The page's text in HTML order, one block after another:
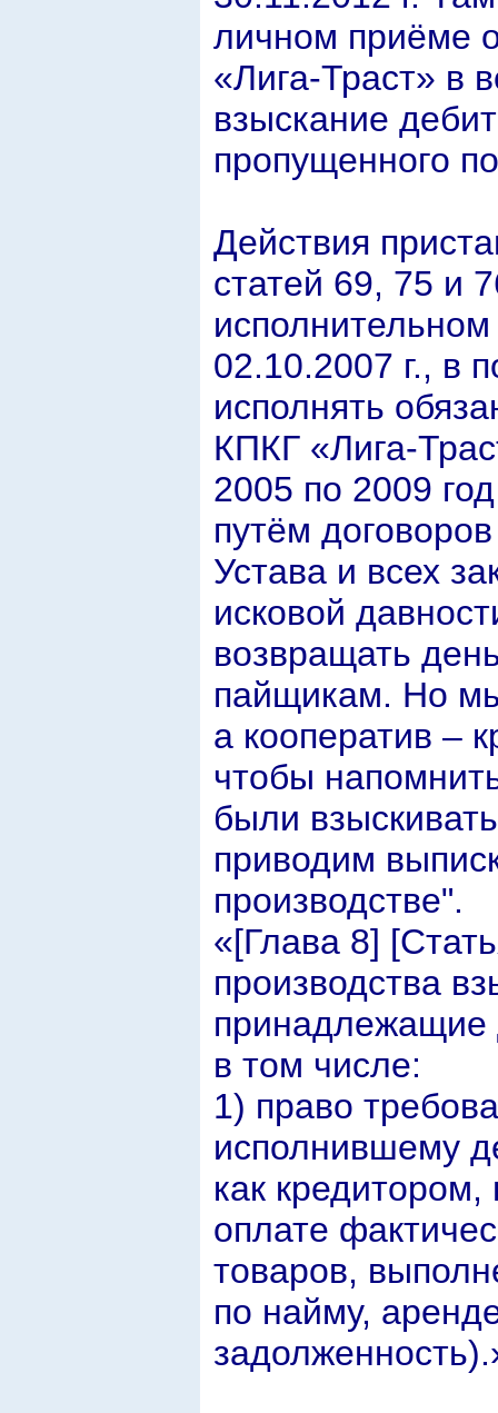
личном приёме
«Лига-Траст» в
взыскание
пропущенного
Действия
статей 69, 75 и
02.10.2007 г., в
исполнять
КПКГ «Лига-
2005 по 2009
путём
Устава и всех
исковой
возвращать
пайщикам. Но
а кооператив –
чтобы
были
приводим
производстве".
«[Глава 8]
производства
принадлежащие
в том числе:
1) право
исполнившему
как
оплате
товаров,
по найму,